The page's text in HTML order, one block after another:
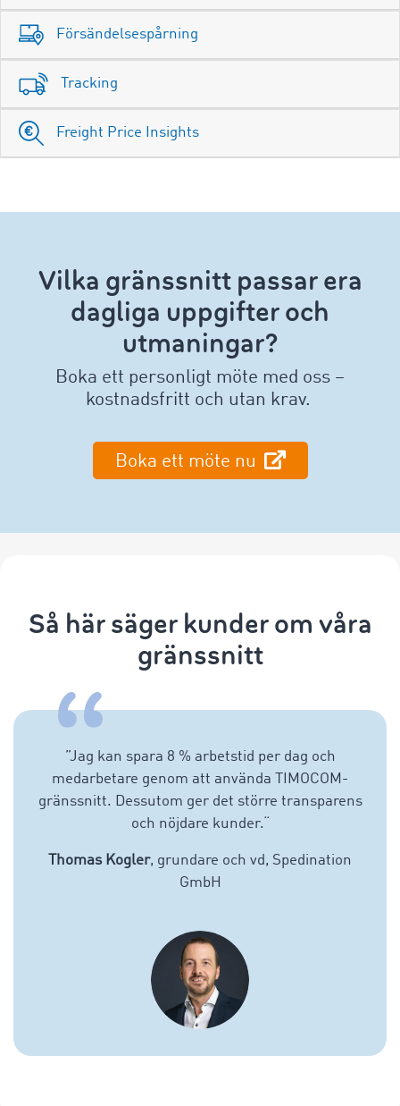
Försändelsespårning
Tracking
Freight Price Insights
Vilka gränssnitt passar era
dagliga uppgifter och
utmaningar?
Boka ett personligt möte med oss –
kostnadsfritt och utan krav.
Boka ett möte nu
Så här säger kunder om våra
gränssnitt
”Jag kan spara 8 % arbetstid per dag och
medarbetare genom att använda TIMOCOM-
gränssnitt. Dessutom ger det större transparens
och nöjdare kunder.
Thomas Kogler, grundare och vd, Spedination
GmbH